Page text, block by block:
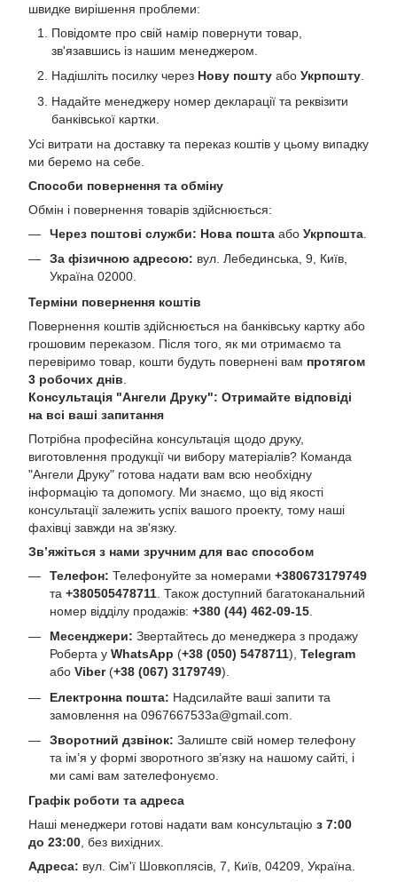
швидке вирішення проблеми:
Повідомте про свій намір повернути товар,
зв'язавшись із нашим менеджером.
Надішліть посилку через Нову пошту або Укрпошту.
Надайте менеджеру номер декларації та реквізити
банківської картки.
Усі витрати на доставку та переказ коштів у цьому випадку
ми беремо на себе.
Способи повернення та обміну
Обмін і повернення товарів здійснюється:
Через поштові служби: Нова пошта або Укрпошта
За фізичною адресою: вул. Лебединська, 9, Київ,
Україна 02000.
Терміни повернення коштів
Повернення коштів здійснюється на банківську картку або
грошовим переказом. Після того, як ми отримаємо та
перевіримо товар, кошти будуть повернені вам протягом
3 робочих днів
Консультація "Ангели Друку": Отримайте відповіді
на всі ваші запитання
Потрібна професійна консультація щодо друку,
виготовлення продукції чи вибору матеріалів? Команда
"Ангели Друку" готова надати вам всю необхідну
інформацію та допомогу. Ми знаємо, що від якості
консультації залежить успіх вашого проекту, тому наші
фахівці завжди на зв'язку.
Зв’яжіться з нами зручним для вас способом
Телефон: Телефонуйте за номерами +380673179749
та +380505478711 . Також доступний багатоканальний
номер відділу продажів: +380 (44) 462-09-15
Месенджери: Звертайтесь до менеджера з продажу
Роберта у WhatsApp (+38 (050) 5478711), Telegram
або Viber(+38 (067) 3179749).
Електронна пошта: Надсилайте ваші запити та
замовлення на 0967667533a@gmail.com
Зворотний дзвінок: Залиште свій номер телефону
та ім’я у формі зворотного зв’язку на нашому сайті, і
ми самі вам зателефонуємо.
Графік роботи та адреса
Наші менеджери готові надати вам консультацію з 7:00
до 23:00, без вихідних.
Адреса: вул. Сім'ї Шовкоплясів, 7, Київ, 04209, Україна.